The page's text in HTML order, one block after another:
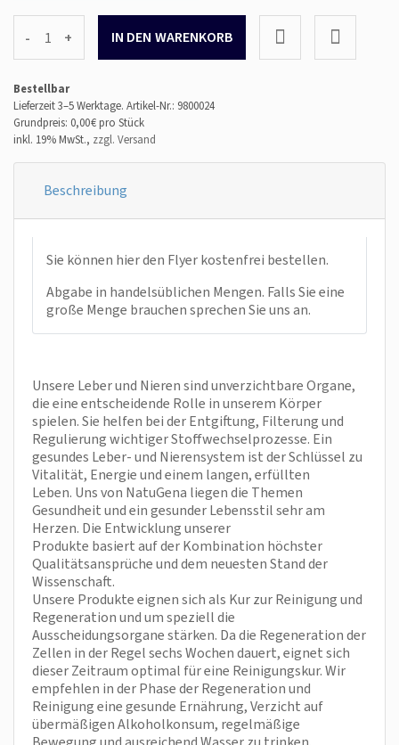
- +
Bestellbar
Lieferzeit 3–5 Werktage. Artikel-Nr.: 9800024
Grundpreis: 0,00 €pro Stück
inkl. 19% MwSt., zzgl. Versand
Beschreibung
Sie können hier den Flyer kostenfrei bestellen.
Abgabe in handelsüblichen Mengen. Falls Sie eine
große Menge brauchen sprechen Sie uns an.
Unsere Leber und Nieren sind unverzichtbare Organe,
die eine entscheidende Rolle in unserem Körper
spielen. Sie helfen bei der Entgiftung, Filterung und
Regulierung wichtiger Stoffwechselprozesse. Ein
gesundes Leber- und Nierensystem ist der Schlüssel zu
Vitalität, Energie und einem langen, erfüllten
Leben. Uns von NatuGena liegen die Themen
Gesundheit und ein gesunder Lebensstil sehr am
Herzen. Die Entwicklung unserer
Produkte basiert auf der Kombination höchster
Qualitätsansprüche und dem neuesten Stand der
Wissenschaft.
Unsere Produkte eignen sich als Kur zur Reinigung und
Regeneration und um speziell die
Ausscheidungsorgane stärken. Da die Regeneration der
Zellen in der Regel sechs Wochen dauert, eignet sich
dieser Zeitraum optimal für eine Reinigungskur. Wir
empfehlen in der Phase der Regeneration und
Reinigung eine gesunde Ernährung, Verzicht auf
übermäßigen Alkoholkonsum, regelmäßige